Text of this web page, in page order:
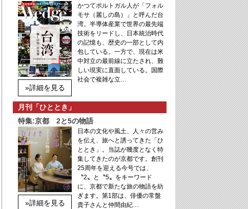
»詳細を見る
かつてポルトガル人が「フォル
モサ（麗しの島）」と呼んだ台
湾。半導体産業で世界の最先端
技術をリードし、日本統治時代
の記憶も、歴史の一部として内
包している。一方で、現在は米
中対立の最前線に立たされ、難
しい現実に直面している。国際
社会で複雑な立…
月刊「ひととき」
特集:京都 2と5の物語
»詳細を見る
日本の文化や風土、人々の営み
を伝え、旅へと誘ってきた「ひ
ととき」。当誌が幾度となく特
集してきたのが京都です。創刊
25周年を迎える今号では、
〝2〟と〝5〟をキーワード
に、京都で新たな旅の物語を紡
ぎます。第1部は、俳優の常盤
貴子さんと仲間由紀…